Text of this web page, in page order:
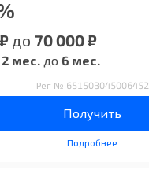
до 70 000 ₽
2 мес. до 6 мес.
Рег № 651503045006452
Получить
Подробнее